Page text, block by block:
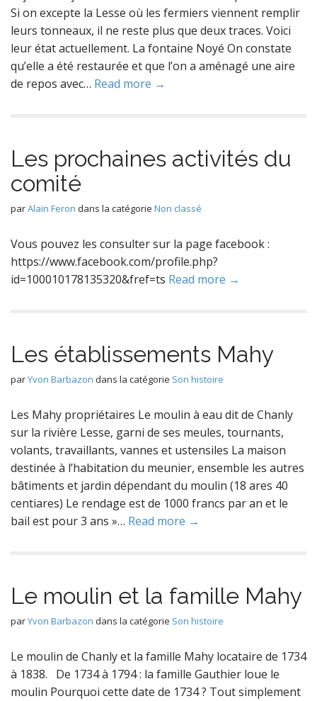
Si on excepte la Lesse où les fermiers viennent remplir
leurs tonneaux, il ne reste plus que deux traces. Voici
leur état actuellement. La fontaine Noyé On constate
qu’elle a été restaurée et que l’on a aménagé une aire
de repos avec… Read more →
Les prochaines activités du
comité
parAlain Feron dans la catégorie Non classé
Vous pouvez les consulter sur la page facebook :
https://www.facebook.com/profile.php?
id=100010178135320&fref=ts Read more →
Les établissements Mahy
parYvon Barbazon dans la catégorie Son histoire
Les Mahy propriétaires Le moulin à eau dit de Chanly
sur la rivière Lesse, garni de ses meules, tournants,
volants, travaillants, vannes et ustensiles La maison
destinée à l’habitation du meunier, ensemble les autres
bâtiments et jardin dépendant du moulin (18 ares 40
centiares) Le rendage est de 1000 francs par an et le
bail est pour 3 ans »… Read more →
Le moulin et la famille Mahy
parYvon Barbazon dans la catégorie Son histoire
Le moulin de Chanly et la famille Mahy locataire de 1734
à 1838. De 1734 à 1794 : la famille Gauthier loue le
moulin Pourquoi cette date de 1734 ? Tout simplement